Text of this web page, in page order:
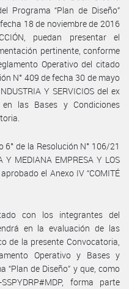
Programa “Plan de Diseño”
18 de noviembre de 2016
puedan presentar el
pertinente, conforme
Operativo del citado
N° 409 de fecha 30 de mayo
Y SERVICIOS del ex
en las Bases y Condiciones
6° de la Resolución N° 106/21
Y MEDIANA EMPRESA Y LOS
el Anexo IV “COMITÉ
con los integrantes del
en la evaluación de las
de la presente Convocatoria,
Operativo y Bases y
“Plan de Diseño” y que, como
forma parte